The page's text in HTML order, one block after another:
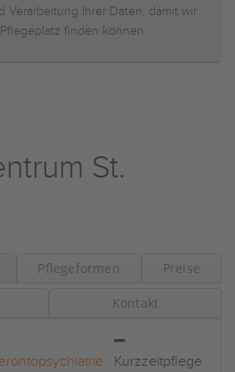
Verarbeitung Ihrer Daten, damit wir
finden können.
St.
Pflegeformen Preise
Kontakt
Kurzzeitpflege